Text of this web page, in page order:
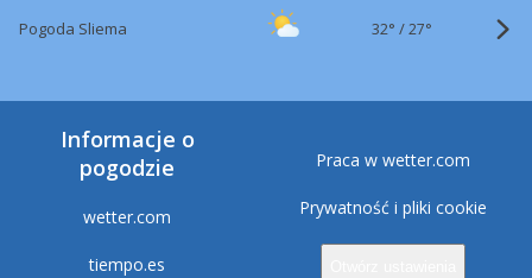
Pogoda Sliema 32° /27°
Informacje o
pogodzie
wetter.com
tiempo.es
Praca w wetter.com
Prywatność i pliki cookie